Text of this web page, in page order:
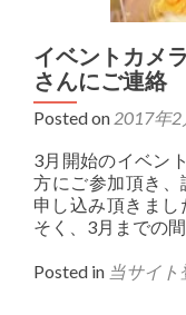
イベントカメ
さんにご連絡
Posted on 2017年
3月開始のイベン
方にご参加頂き
申し込み頂きま
そく、3月までの
Posted in 当サイ